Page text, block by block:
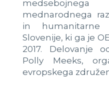
mednarodnega
in humanitarne
Slovenije, ki ga je
2017. Delovanje
Polly Meeks,
evropskega